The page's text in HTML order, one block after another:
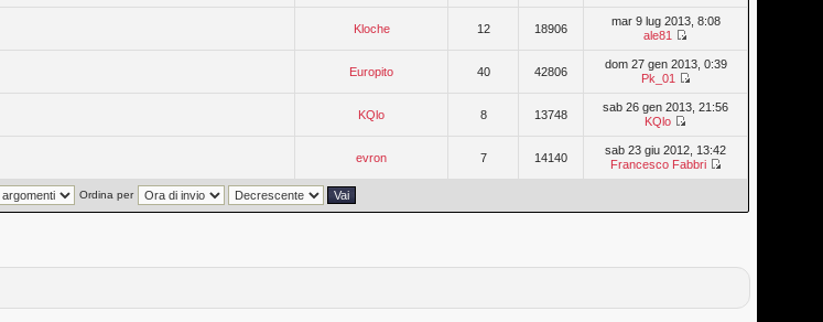
Kloche 12 18906
mar 9 lug 2013, 8:08
ale81
Europito 40 42806
dom 27 gen 2013, 0:39
Pk_01
KQlo 8 13748
sab 26 gen 2013, 21:56
KQlo
evron 7 14140
sab 23 giu 2012, 13:42
Francesco Fabbri
Ordina per